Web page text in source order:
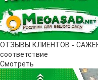
ОТЗЫВЫ КЛИЕНТОВ -
соответствие
Смотреть